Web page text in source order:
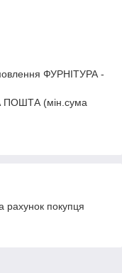
ФУРНІТУРА -
ПОШТА (мін.сума
рахунок покупця